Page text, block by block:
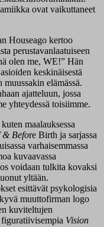
ovat vaikuttaneet
Houseago kertoo
perustavanlaatuiseen
olen me, WE!” Hän
keskinäisestä
elämässä.
ajatteluun, jossa
yhteydessä toisiimme.
maalauksessa
& Before Birth ja sarjassa
varhaisemmassa
kuvaavassa
voidaan tulkita kovaksi
yltään.
esittävät psykologisia
muuttofirman logo
kuviteltujen
figuratiivisempia Vision